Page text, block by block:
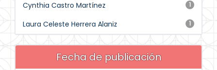
1
Cynthia Castro Martínez
1
Laura Celeste Herrera Alaniz
Fecha de publicación